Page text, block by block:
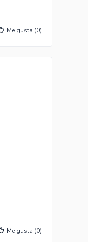
Me gusta (0)
Me gusta (0)